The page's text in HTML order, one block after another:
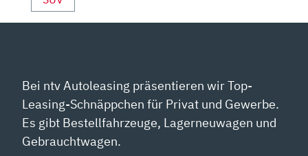
Bei ntv Autoleasing präsentieren wir Top-
Leasing-Schnäppchen für Privat und Gewerbe.
Es gibt Bestellfahrzeuge, Lagerneuwagen und
Gebrauchtwagen.